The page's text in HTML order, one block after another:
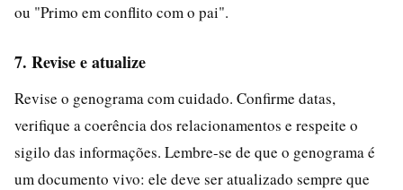
ou "Primo em conflito com o pai".
7. Revise e atualize
Revise o genograma com cuidado. Confirme datas,
verifique a coerência dos relacionamentos e respeite o
sigilo das informações. Lembre-se de que o genograma é
um documento vivo: ele deve ser atualizado sempre que